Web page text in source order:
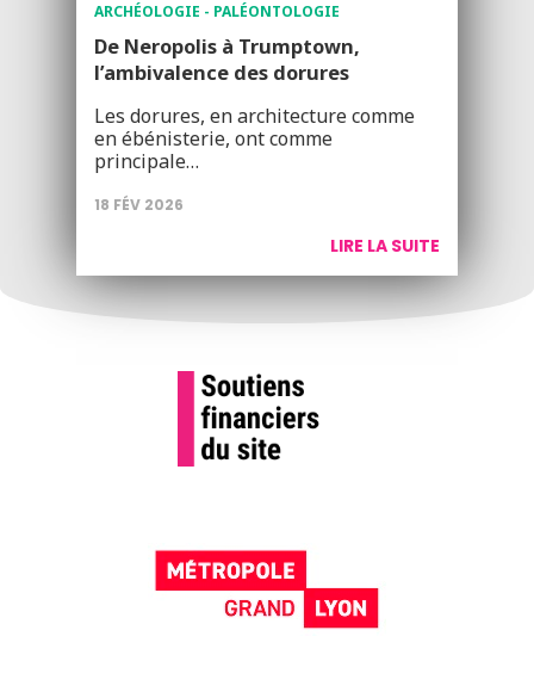
ARCHÉOLOGIE - PALÉONTOLOGIE
De Neropolis à Trumptown,
l’ambivalence des dorures
Les dorures, en architecture comme
en ébénisterie, ont comme
principale…
18 FÉV 2026
LIRE LA SUITE